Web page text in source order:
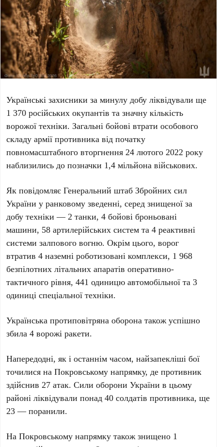
Українські захисники за минулу добу ліквідували ще
1 370 російських окупантів та значну кількість
ворожої техніки. Загальні бойові втрати особового
складу армії противника від початку
повномасштабного вторгнення24 лютого 2022 року
наблизились до позначки 1,4 мільйона військових.
Як повідомляє Генеральний штаб Збройних сил
України у ранковому зведенні, серед знищеної за
добу техніки —2 танки,4 бойові броньовані
машини, 58 артилерійських систем та4 реактивні
системи залпового вогню. Окрім цього, ворог
втратив4 наземні роботизовані комплекси, 1 968
безпілотних літальних апаратів оперативно-
тактичного рівня,441 одиницю автомобільної та3
одиниці спеціальної техніки.
Українська протиповітряна оборона також успішно
збила4 ворожі ракети.
Напередодні, як і останнім часом, найзапекліші бої
точилися наПокровському напрямку, де противник
здійснив27 атак. Сили оборони України в цьому
районі ліквідували понад40 солдатів противника, ще
23— поранили.
На Покровському напрямку також знищено 1